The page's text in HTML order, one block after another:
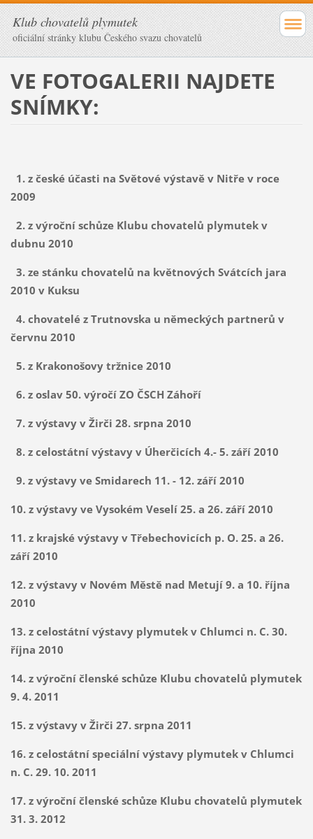
Klub chovatelů plymutek
oficiální stránky klubu Českého svazu chovatelů
VE FOTOGALERII NAJDETE
SNÍMKY:
1. z české účasti na Světové výstavě v Nitře v roce
2009
2. z výroční schůze Klubu chovatelů plymutek v
dubnu 2010
3. ze stánku chovatelů na květnových Svátcích jara
2010 v Kuksu
4. chovatelé z Trutnovska u německých partnerů v
červnu 2010
5. z Krakonošovy tržnice 2010
6. z oslav 50. výročí ZO ČSCH Záhoří
7. z výstavy v Žirči 28. srpna 2010
8. z celostátní výstavy v Úherčicích 4.- 5. září 2010
9. z výstavy ve Smidarech 11. - 12. září 2010
10. z výstavy ve Vysokém Veselí 25. a 26. září 2010
11. z krajské výstavy v Třebechovicích p. O. 25. a 26.
září 2010
12. z výstavy v Novém Městě nad Metují 9. a 10. října
2010
13. z celostátní výstavy plymutek v Chlumci n. C. 30.
října 2010
14. z výroční členské schůze Klubu chovatelů plymutek
9. 4. 2011
15. z výstavy v Žirči 27. srpna 2011
16. z celostátní speciální výstavy plymutek v Chlumci
n. C. 29. 10. 2011
17. z výroční členské schůze Klubu chovatelů plymutek
31. 3. 2012